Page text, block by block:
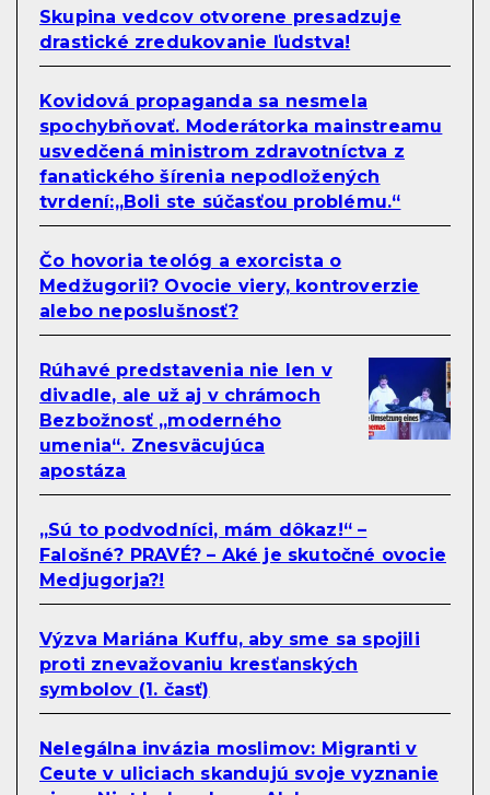
Skupina vedcov otvorene presadzuje
drastické zredukovanie ľudstva!
Kovidová propaganda sa nesmela
spochybňovať. Moderátorka mainstreamu
usvedčená ministrom zdravotníctva z
fanatického šírenia nepodložených
tvrdení:„Boli ste súčasťou problému.“
Čo hovoria teológ a exorcista o
Medžugorii? Ovocie viery, kontroverzie
alebo neposlušnosť?
Rúhavé predstavenia nie len v
divadle, ale už aj v chrámoch
Bezbožnosť „moderného
umenia“. Znesväcujúca
apostáza
„Sú to podvodníci, mám dôkaz!“ –
Falošné? PRAVÉ? – Aké je skutočné ovocie
Medjugorja?!
Výzva Mariána Kuffu, aby sme sa spojili
proti znevažovaniu kresťanských
symbolov (1. časť)
Nelegálna invázia moslimov: Migranti v
Ceute v uliciach skandujú svoje vyznanie